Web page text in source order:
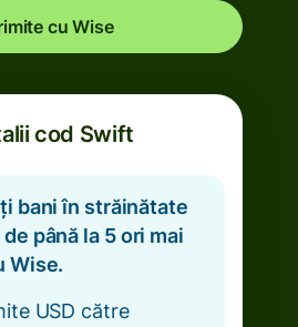
cu Wise
cod Swift
bani în străinătate
până la 5 ori mai
Wise.
USD către